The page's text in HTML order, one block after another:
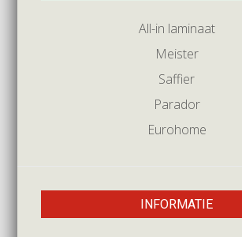
All-in laminaat
Meister
Saffier
Parador
Eurohome
INFORMATIE